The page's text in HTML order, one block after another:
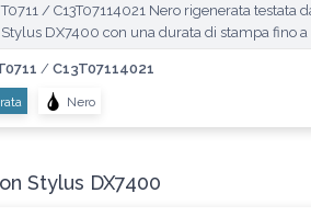
/ C13T07114021 Nero rigenerata testata
Stylus DX7400 con una durata di stampa fino a
/ C13T07114021
Nero
Stylus DX7400